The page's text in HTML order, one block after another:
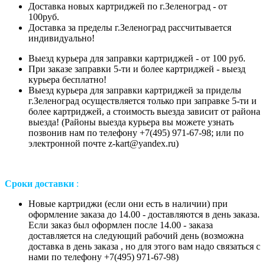
Доставка новых картриджей по г.Зеленоград - от
100руб.
Доставка за пределы г.Зеленоград рассчитывается
индивидуально!
Выезд курьера для заправки картриджей - от 100 руб.
При заказе заправки 5-ти и более картриджей - выезд
курьера бесплатно!
Выезд курьера для заправки картриджей за приделы
г.Зеленоград осуществляется только при заправке 5-ти и
более картриджей, а стоимость выезда зависит от района
выезда! (Районы выезда курьера вы можете узнать
позвонив нам по телефону +7(495) 971-67-98; или по
электронной почте z-kart@yandex.ru)
Сроки доставки :
Новые картриджи (если они есть в наличии) при
оформление заказа до 14.00 - доставляются в день заказа.
Если заказ был оформлен после 14.00 - заказа
доставляется на следующий рабочий день (возможна
доставка в день заказа , но для этого вам надо связаться с
нами по телефону +7(495) 971-67-98)